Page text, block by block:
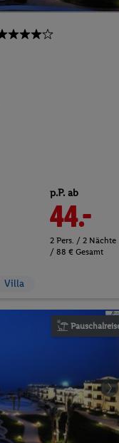
p.P. ab
44.-
2 Pers. / 2 Nächte
/ 88 € Gesamt
Villa